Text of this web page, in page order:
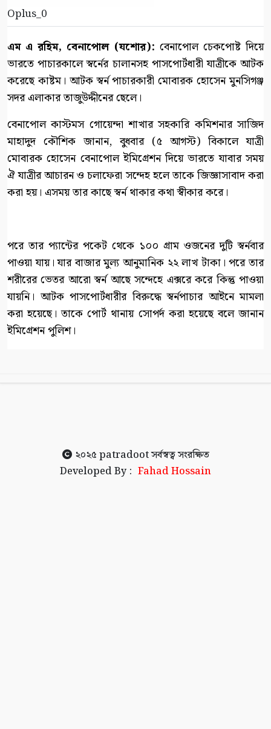
Oplus_0
এম এ রহিম, বেনাপোল (যশোর): বেনাপোল চেকপোষ্ট দিয়ে
ভারতে পাচারকালে স্বর্নের চালানসহ পাসপোর্টধারী যাত্রীকে আটক
করেছে কাষ্টম। আটক স্বর্ন পাচারকারী মোবারক হোসেন মুনসিগঞ্জ
সদর এলাকার তাজুউদ্দীনের ছেলে।
বেনাপোল কাস্টমস গোয়েন্দা শাখার সহকারি কমিশনার সাজিদ
মাহাদুদ কৌশিক জানান, বুধবার (৫ আগস্ট) বিকালে যাত্রী
মোবারক হোসেন বেনাপোল ইমিগ্রেশন দিয়ে ভারতে যাবার সময়
ঐ যাত্রীর আচারন ও চলাফেরা সন্দেহ হলে তাকে জিজ্ঞাসাবাদ করা
করা হয়। এসময় তার কাছে স্বর্ন থাকার কথা স্বীকার করে।
পরে তার প্যান্টের পকেট থেকে ১০০ গ্রাম ওজনের দুটি স্বর্নবার
পাওয়া যায়। যার বাজার মুল্য আনুমানিক ২২ লাখ টাকা। পরে তার
শরীরের ভেতর আরো স্বর্ন আছে সন্দেহে এক্সরে করে কিন্তু পাওয়া
যায়নি। আটক পাসপোর্টধারীর বিরুদ্ধে স্বর্নপাচার আইনে মামলা
করা হয়েছে। তাকে পোর্ট থানায় সোপর্দ করা হয়েছে বলে জানান
ইমিগ্রেশন পুলিশ।
২০২৫ patradootসর্বস্বত্ব সংরক্ষিত
Developed By : Fahad Hossain